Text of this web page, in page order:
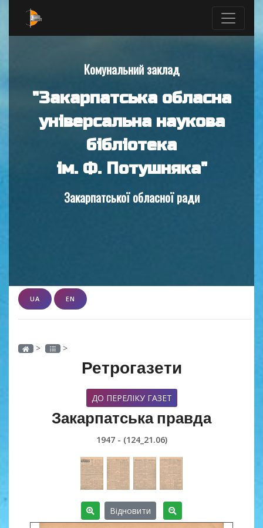
Комунальний заклад
"Закарпатська обласна
універсальна наукова
бібліотека
ім. Ф. Потушняка"
Закарпатської обласної ради
UA EN
> >
Ретрогазети
ДО ПЕРЕЛІКУ ГАЗЕТ
Закарпатська правда
1947 - (124_21.06)
Відновити